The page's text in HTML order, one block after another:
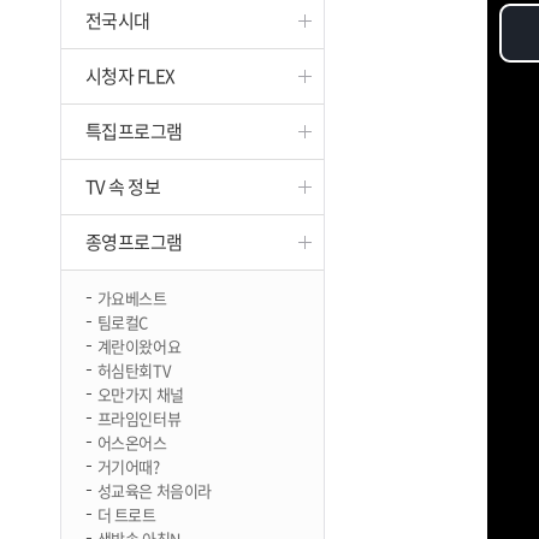
전국시대
시청자 FLEX
특집프로그램
TV 속 정보
종영프로그램
가요베스트
팀로컬C
계란이왔어요
허심탄회TV
오만가지 채널
프라임인터뷰
어스온어스
거기어때?
성교육은 처음이라
더 트로트